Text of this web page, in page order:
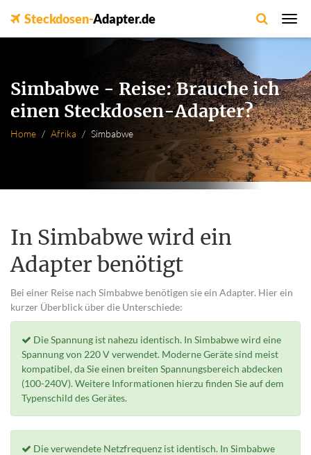
Steckdosen-Adapter.de
Simbabwe - Reise: Brauche ich
einen Steckdosen-Adapter?
Home Afrika Simbabwe
In Simbabwe wird ein
Adapter benötigt
Bei einer Reise nach Simbabwe benötigen sie ein Adapter. Hier ein
kurzer Überblick über die Unterschiede:
Die Spannung ist nahezu identisch. In Simbabwe wird eine
Spannung von 220 V verwendet. Moderne Geräte sind meist
kompatibel, da Sie einen breiten Spannungsbereich abdecken
(100-240V). Weitere Informationen hierzu finden Sie auf dem
Typenschild des Gerätes.
Die verwendete Netzfrequenz ist identisch. In Simbabwe